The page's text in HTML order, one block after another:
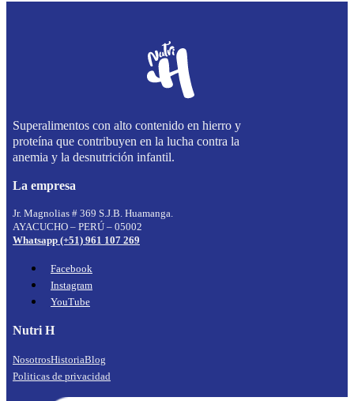
Superalimentos con alto contenido en hierro y
proteína que contribuyen en la lucha contra la
anemia y la desnutrición infantil.
La empresa
Jr. Magnolias # 369 S.J.B. Huamanga.
AYACUCHO – PERÚ – 05002
Whatsapp (+51) 961 107 269
Facebook
Instagram
YouTube
Nutri H
NosotrosHistoriaBlog
Politicas de privacidad